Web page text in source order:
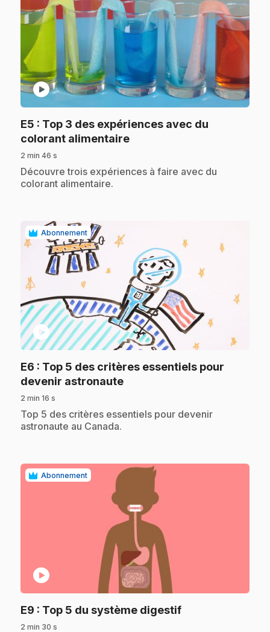
play_circle
E5 : Top 3 des expériences avec du
colorant alimentaire.
2 min 46 s
.Découvre trois expériences à faire avec du
colorant alimentaire.
Abonnement
play_circle
E6 : Top 5 des critères essentiels pour
devenir astronaute.
2 min 16 s
.Top 5 des critères essentiels pour devenir
astronaute au Canada.
Abonnement
play_circle
E9 : Top 5 du système digestif.
2 min 30 s